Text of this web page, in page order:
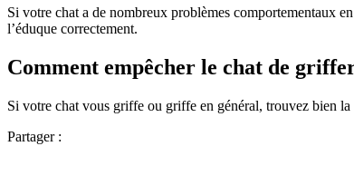
Si votre chat a de nombreux problèmes comportementaux
l’éduque correctement.
Comment empêcher le chat de
Si votre chat vous griffe ou griffe en général, trouvez bien
Partager :